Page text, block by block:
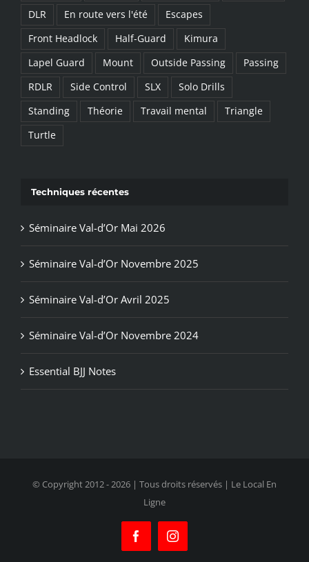
DLR
En route vers l'été
Escapes
Front Headlock
Half-Guard
Kimura
Lapel Guard
Mount Outside Passing
Passing
RDLR
Side Control SLX
Solo Drills
Standing
Théorie Travail mental
Triangle
Turtle
Techniques récentes
Séminaire Val-d’Or Mai 2026
Séminaire Val-d’Or Novembre 2025
Séminaire Val-d’Or Avril 2025
Séminaire Val-d’Or Novembre 2024
Essential BJJ Notes
© Copyright 2012 -2026 | Tous droits réservés | Le Local En
Ligne
FacebookInstagram